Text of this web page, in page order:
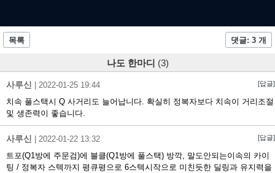
목록 댓글: 3 개
나도 한마디 (3)
사루신 2022-01-25 19:44 [답글]
치속 풀스택시 Q 사거리도 늘어납니다. 확실히 정복자보다 치속이 거리조절
및 생존력이 좋습니다.
사루신 2022-01-22 13:32 [답글]
트포(Q1방에 주문검)에 블클(Q1방에 풀스택) 방깍, 말도안되는이속의 카이
팅 / 정복자 스텍까지 평큐평으로 6스텍시작으로 미친듯한 딜링과 유지력을